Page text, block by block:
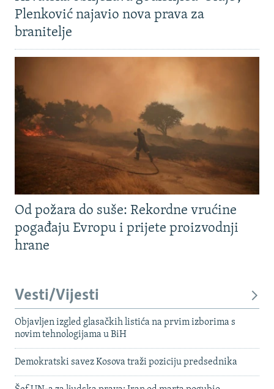
Plenković najavio nova prava za
branitelje
Od požara do suše: Rekordne vrućine
pogađaju Evropu i prijete proizvodnji
hrane
Vesti/Vijesti
Objavljen izgled glasačkih listića na prvim izborima s
novim tehnologijama u BiH
Demokratski savez Kosova traži poziciju predsednika